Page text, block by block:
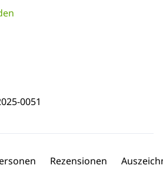
0051
Rezensionen